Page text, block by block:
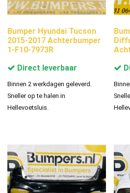
Bumper Hyundai Tucson
2015-2017 Achterbumper
1-F10-7973R
Direct leverbaar
Binnen 2 werkdagen geleverd.
Sneller op te halen in
Hellevoetsluis.